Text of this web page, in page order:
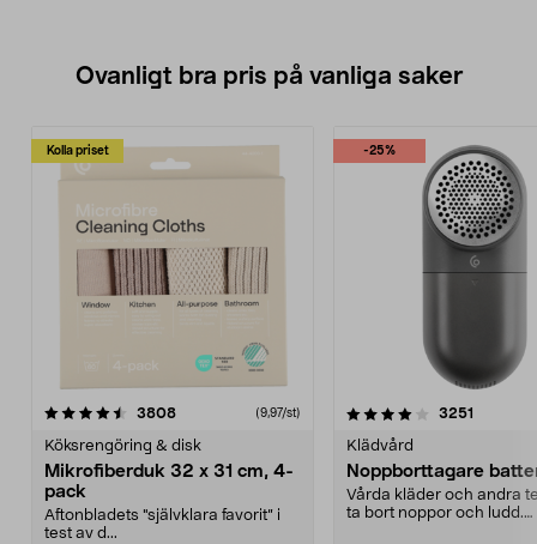
Ovanligt bra pris på vanliga saker
Kolla priset
3808recensioner (9,97/st)
Köksrengöring & disk
Mikrofiberduk 32 x 31 cm, 4-
pack
Aftonbladets "självklara favorit” i
test av d...
-25%
4.0av 5 stjärnor 3251
Klädvård
Noppborttagare
Vårda kläder och andra
ta bort noppor och ludd.
4.5av 5 stjärnor